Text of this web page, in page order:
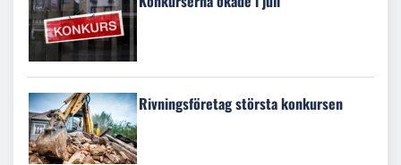
Rivningsföretag största konkursen